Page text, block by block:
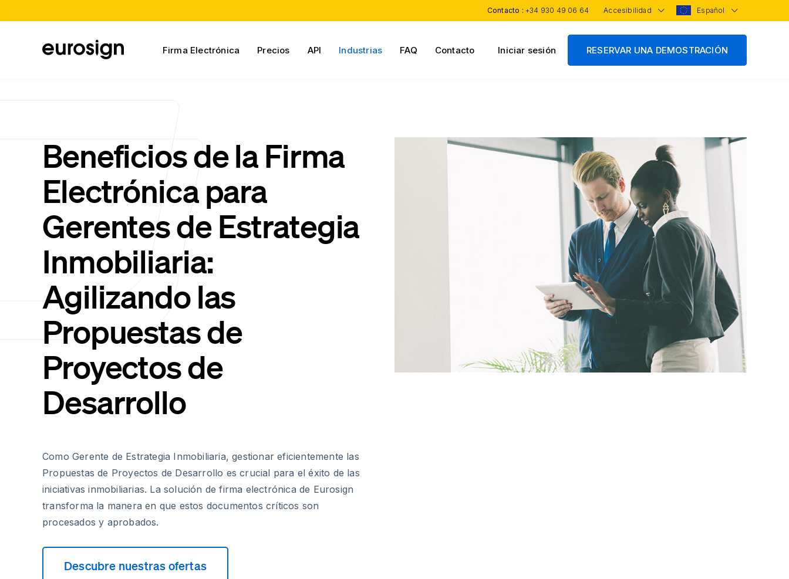
Contacto : +34 930 49 06 64 Accesibilidad Español
Firma Electrónica Precios API Industrias FAQ Contacto Iniciar sesión RESERVAR UNA DEMOSTRACIÓN
Beneficios de la Firma
Electrónica para
Gerentes de Estrategia
Inmobiliaria:
Agilizando las
Propuestas de
Proyectos de
Desarrollo
Como Gerente de Estrategia Inmobiliaria, gestionar eficientemente las
Propuestas de Proyectos de Desarrollo es crucial para el éxito de las
iniciativas inmobiliarias. La solución de firma electrónica de Eurosign
transforma la manera en que estos documentos críticos son
procesados y aprobados.
Descubre nuestras ofertas